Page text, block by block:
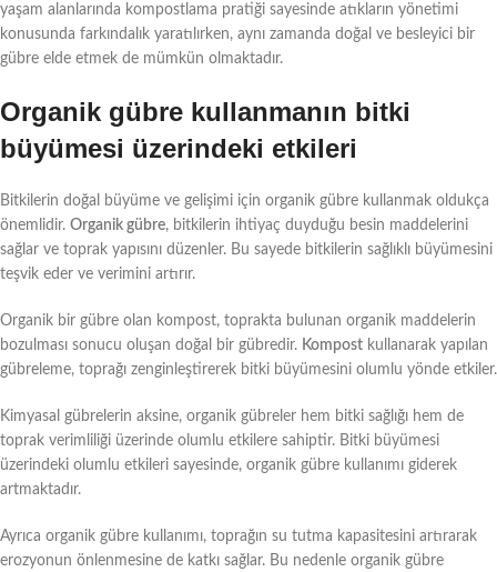
yaşam alanlarında kompostlama pratiği sayesinde atıkların yönetimi
konusunda farkındalık yaratılırken, aynı zamanda doğal ve besleyici bir
gübre elde etmek de mümkün olmaktadır.
Organik gübre kullanmanın bitki
büyümesi üzerindeki etkileri
Bitkilerin doğal büyüme ve gelişimi için organik gübre kullanmak oldukça
önemlidir. Organik gübre, bitkilerin ihtiyaç duyduğu besin maddelerini
sağlar ve toprak yapısını düzenler. Bu sayede bitkilerin sağlıklı büyümesini
teşvik eder ve verimini artırır.
Organik bir gübre olan kompost, toprakta bulunan organik maddelerin
bozulması sonucu oluşan doğal bir gübredir. Kompost kullanarak yapılan
gübreleme, toprağı zenginleştirerek bitki büyümesini olumlu yönde etkiler.
Kimyasal gübrelerin aksine, organik gübreler hem bitki sağlığı hem de
toprak verimliliği üzerinde olumlu etkilere sahiptir. Bitki büyümesi
üzerindeki olumlu etkileri sayesinde, organik gübre kullanımı giderek
artmaktadır.
Ayrıca organik gübre kullanımı, toprağın su tutma kapasitesini artırarak
erozyonun önlenmesine de katkı sağlar. Bu nedenle organik gübre